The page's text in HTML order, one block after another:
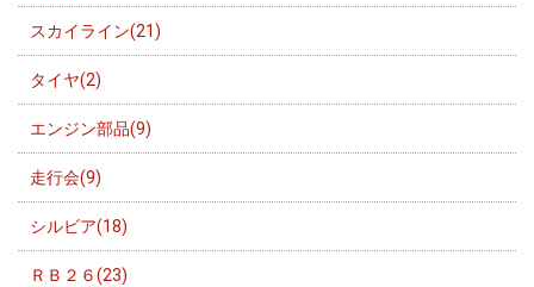
スカイライン(21)
タイヤ(2)
エンジン部品(9)
走行会(9)
シルビア(18)
ＲＢ２６(23)